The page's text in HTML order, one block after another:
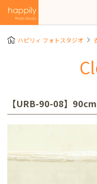
ハピリィ フォトスタジオ
【URB-90-08】90cm